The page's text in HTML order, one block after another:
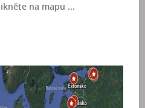
na mapu ...